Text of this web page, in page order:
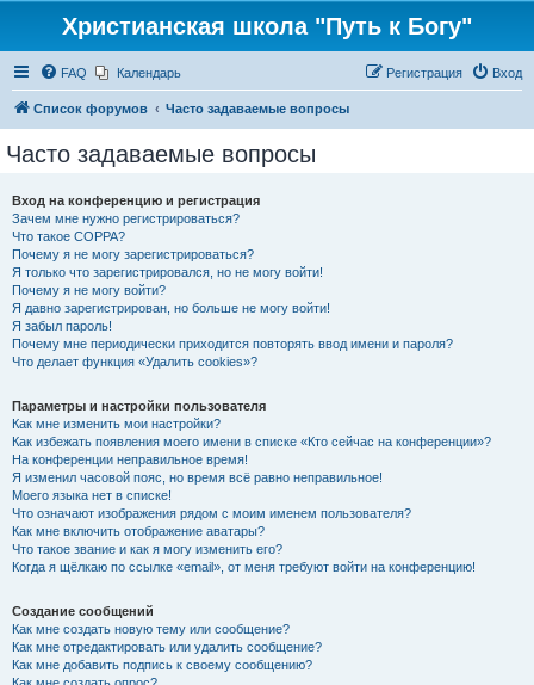
Христианская школа "Путь к Богу"
FAQ Календарь Вход
Регистрация
Список форумов Часто задаваемые вопросы
Часто задаваемые вопросы
Вход на конференцию и регистрация
Зачем мне нужно регистрироваться?
Что такое COPPA?
Почему я не могу зарегистрироваться?
Я только что зарегистрировался, но не могу войти!
Почему я не могу войти?
Я давно зарегистрирован, но больше не могу войти!
Я забыл пароль!
Почему мне периодически приходится повторять ввод имени и пароля?
Что делает функция «Удалить cookies»?
Параметры и настройки пользователя
Как мне изменить мои настройки?
Как избежать появления моего имени в списке «Кто сейчас на конференции»?
На конференции неправильное время!
Я изменил часовой пояс, но время всё равно неправильное!
Моего языка нет в списке!
Что означают изображения рядом с моим именем пользователя?
Как мне включить отображение аватары?
Что такое звание и как я могу изменить его?
Когда я щёлкаю по ссылке «email», от меня требуют войти на конференцию!
Создание сообщений
Как мне создать новую тему или сообщение?
Как мне отредактировать или удалить сообщение?
Как мне добавить подпись к своему сообщению?